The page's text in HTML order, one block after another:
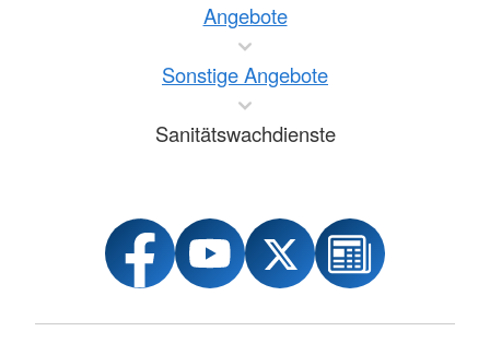
Angebote
Sonstige Angebote
Sanitätswachdienste